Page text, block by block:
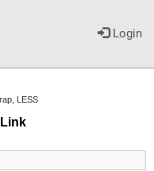
Login
LESS